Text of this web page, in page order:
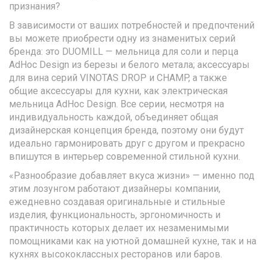
признания?
В зависимости от ваших потребностей и предпочтений
вы можете приобрести одну из знаменитых серий
бренда: это DUOMILL — мельница для соли и перца
AdHoc Design из березы и белого метала; аксессуары
для вина серий VINOTAS DROP и CHAMP, а также
общие аксессуары для кухни, как электрическая
мельница AdHoc Design. Все серии, несмотря на
индивидуальность каждой, объединяет общая
дизайнерская концепция бренда, поэтому они будут
идеально гармонировать друг с другом и прекрасно
впишутся в интерьер современной стильной кухни.
«Разнообразие добавляет вкуса жизни» — именно под
этим лозунгом работают дизайнеры компании,
ежедневно создавая оригинальные и стильные
изделия, функциональность, эргономичность и
практичность которых делает их незаменимыми
помощниками как на уютной домашней кухне, так и на
кухнях высококлассных ресторанов или баров.